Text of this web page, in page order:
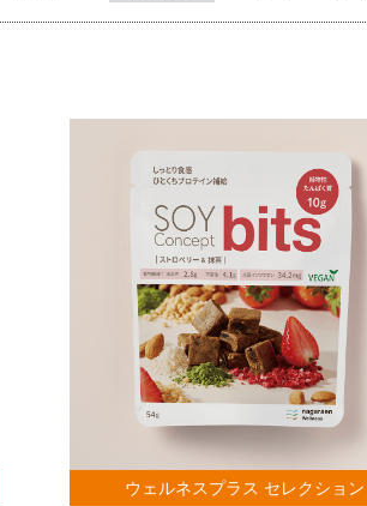
ウェルネスプラス セレクション